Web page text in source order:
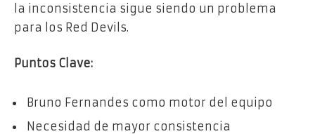
la inconsistencia sigue siendo un problema
para los Red Devils.
Puntos Clave:
Bruno Fernandes como motor del equipo
Necesidad de mayor consistencia